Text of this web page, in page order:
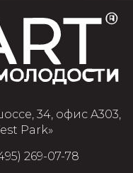
34, офис A303,
Park»
269-07-78